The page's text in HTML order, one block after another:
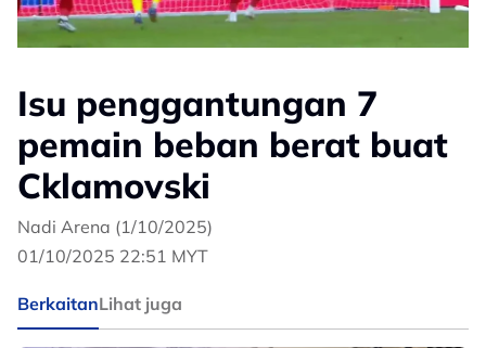
Isu penggantungan 7
pemain beban berat buat
Cklamovski
Nadi Arena (1/10/2025)
01/10/2025 22:51 MYT
BerkaitanLihat juga